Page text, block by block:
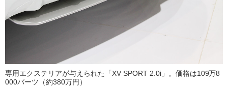
専用エクステリアが与えられた「XV SPORT 2.0i」。価格は109万8
000バーツ（約380万円）